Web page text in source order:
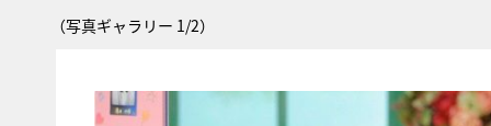
（写真ギャラリー 1/2）